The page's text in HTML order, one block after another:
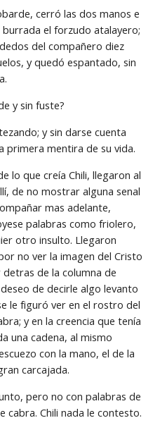
cerró las dos manos e
el forzudo atalayero;
del compañero diez
y quedó espantado, sin
y sin fuste?
y sin darse cuenta
primera mentira de su vida.
lo que creía Chili, llegaron al
de no mostrar alguna senal
mas adelante,
palabras como friolero,
otro insulto. Llegaron
no ver la imagen del Cristo
de la columna de
de decirle algo levanto
le figuró ver en el rostro del
y en la creencia que tenía
una cadena, al mismo
con la mano, el de la
carcajada.
pero no con palabras de
cabra. Chili nada le contesto.